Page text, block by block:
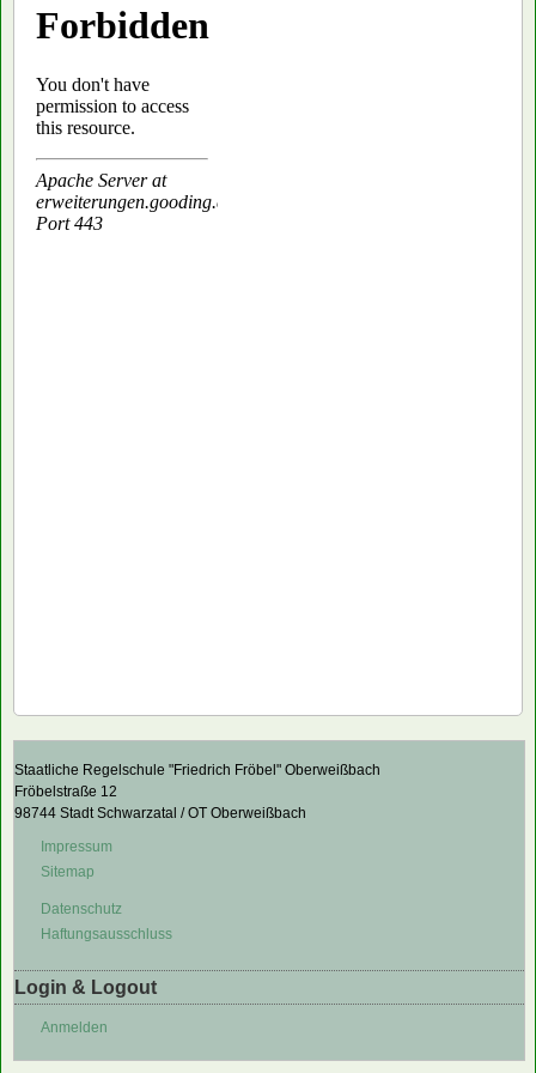
Staatliche Regelschule "Friedrich Fröbel" Oberweißbach
Fröbelstraße 12
98744 Stadt Schwarzatal / OT Oberweißbach
Impressum
Sitemap
Datenschutz
Haftungsausschluss
Login & Logout
Anmelden